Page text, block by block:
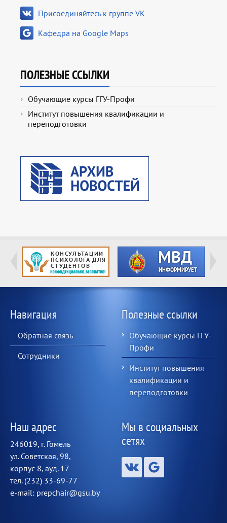
Присоединяйтесь к группе VK
Кафедра на Google Maps
ПОЛЕЗНЫЕ ССЫЛКИ
Обучающие курсы ГГУ-Профи
Институт повышения квалификации и
переподготовки
Навигация
Обратная связь
Сотрудники
Полезные ссылки
Обучающие курсы ГГУ-
Профи
Институт повышения
квалификации и
переподготовки
Наш адрес
246019, г. Гомель
ул. Советская, 98,
корпус 8, ауд. 17
тел. (232) 33-69-77
e-mail: prepchair@gsu.by
Мы в социальных
сетях